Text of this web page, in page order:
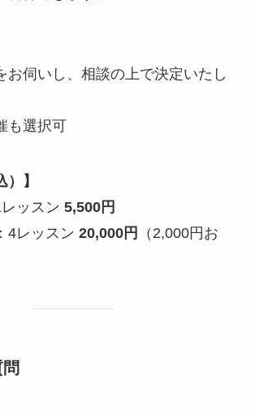
お伺いし、相談の上で決定いたし
も選択可
）】
ッスン 5,500円
4レッスン 20,000円
（2,000円お